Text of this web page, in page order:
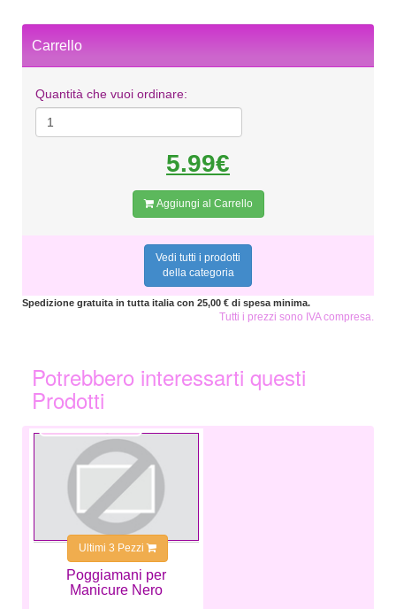
Carrello
Quantità che vuoi ordinare:
5.99€
Aggiungi al Carrello
Vedi tutti i prodotti
della categoria
Spedizione gratuita in tutta italia con 25,00 € di spesa minima.
Tutti i prezzi sono IVA compresa.
Potrebbero interessarti questi
Prodotti
Poggiamani per
Manicure Nero
5,99 €
Ultimi 3 Pezzi